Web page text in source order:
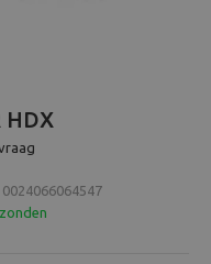
HDX
0024066064547